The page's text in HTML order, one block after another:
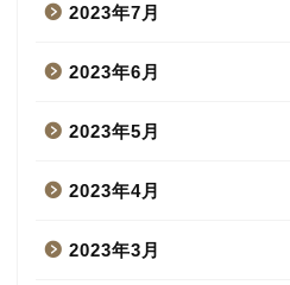
2023年7月
2023年6月
2023年5月
2023年4月
2023年3月